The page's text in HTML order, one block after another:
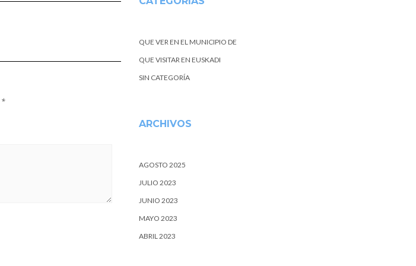
*
QUE VER EN EL MUNICIPIO DE
QUE VISITAR EN EUSKADI
SIN CATEGORÍA
ARCHIVOS
AGOSTO 2025
JULIO 2023
JUNIO 2023
MAYO 2023
ABRIL 2023